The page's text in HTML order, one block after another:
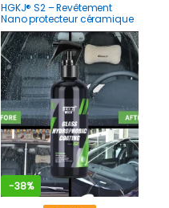
HGKJ® S2 – Revêtement
Nano protecteur céramique
nano-hydrophobe Vision
claire pour Pare-Brise anti-
pluie
-38%